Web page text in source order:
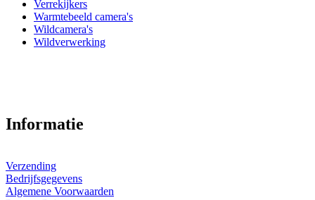
Verrekijkers
Warmtebeeld camera's
Wildcamera's
Wildverwerking
Informatie
Verzending
Bedrijfsgegevens
Algemene Voorwaarden